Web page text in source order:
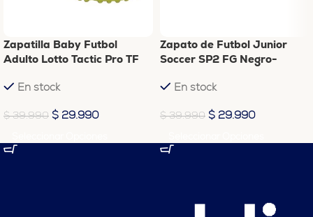
Zapatilla Baby Futbol
Adulto Lotto Tactic Pro TF
En stock
$39.990 $ 29.990
Zapato de Futbol Junior
Soccer SP2 FG Negro-
En stock
$39.990 $ 29.990